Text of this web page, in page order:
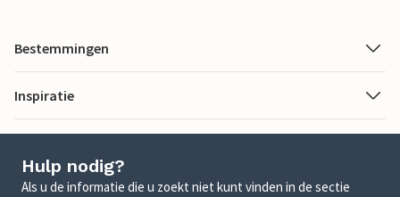
Bestemmingen
Inspiratie
Hulp nodig?
Als u de informatie die u zoekt niet kunt vinden in de sectie